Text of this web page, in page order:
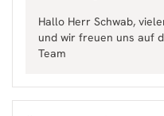
Hallo Herr Schwab,
und wir freuen uns auf
Team